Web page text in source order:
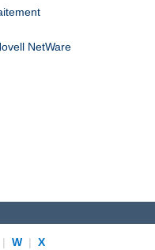
NetWare
| W |
X